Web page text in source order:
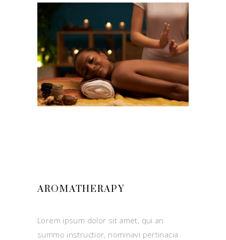
AROMATHERAPY
Lorem ipsum dolor sit amet, qui an
summo instructior, nominavi pertinacia